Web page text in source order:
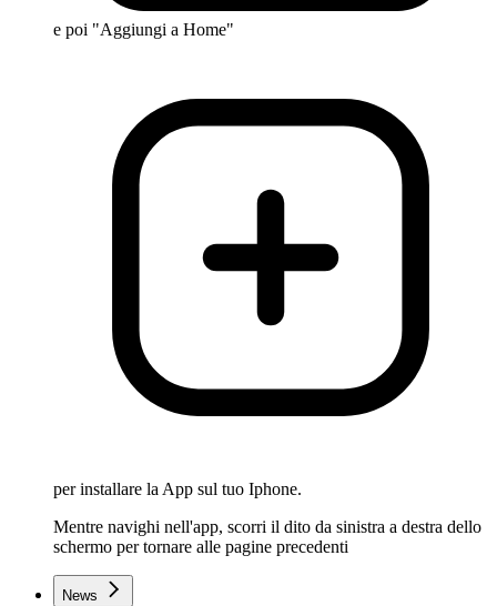
e poi "Aggiungi a Home"
per installare la App sul tuo Iphone.
Mentre navighi nell'app, scorri il dito da sinistra a destra dello
schermo per tornare alle pagine precedenti
News